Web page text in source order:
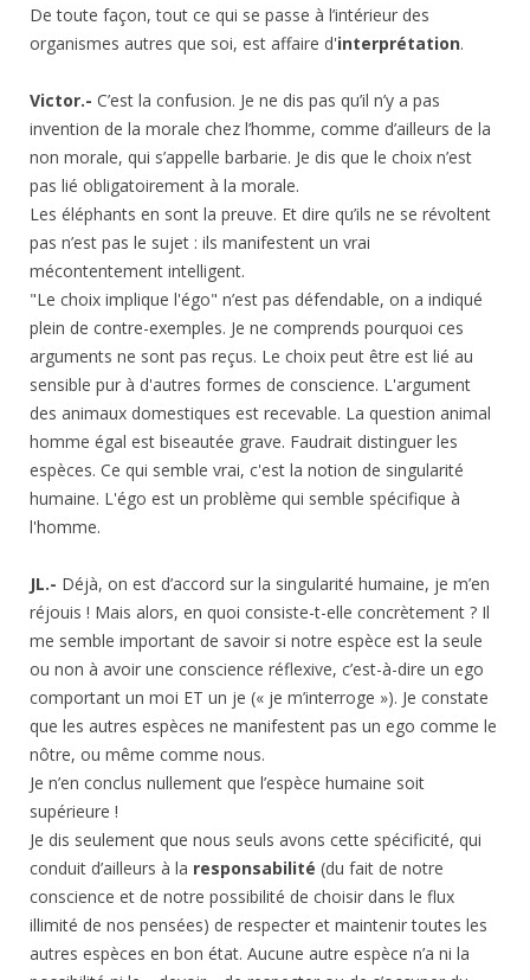
De toute façon, tout ce qui se passe à l’intérieur des
organismes autres que soi, est affaire d'interprétation.
Victor.- C’est la confusion. Je ne dis pas qu’il n’y a pas
invention de la morale chez l’homme, comme d’ailleurs de la
non morale, qui s’appelle barbarie. Je dis que le choix n’est
pas lié obligatoirement à la morale.
Les éléphants en sont la preuve. Et dire qu’ils ne se révoltent
pas n’est pas le sujet : ils manifestent un vrai
mécontentement intelligent.
"Le choix implique l'égo" n’est pas défendable, on a indiqué
plein de contre-exemples. Je ne comprends pourquoi ces
arguments ne sont pas reçus. Le choix peut être est lié au
sensible pur à d'autres formes de conscience. L'argument
des animaux domestiques est recevable. La question animal
homme égal est biseautée grave. Faudrait distinguer les
espèces. Ce qui semble vrai, c'est la notion de singularité
humaine. L'égo est un problème qui semble spécifique à
l'homme.
JL.- Déjà, on est d’accord sur la singularité humaine, je m’en
réjouis ! Mais alors, en quoi consiste-t-elle concrètement ? Il
me semble important de savoir si notre espèce est la seule
ou non à avoir une conscience réflexive, c’est-à-dire un ego
comportant un moi ET un je (« je m’interroge »). Je constate
que les autres espèces ne manifestent pas un ego comme le
nôtre, ou même comme nous.
Je n’en conclus nullement que l’espèce humaine soit
supérieure !
Je dis seulement que nous seuls avons cette spécificité, qui
conduit d’ailleurs à la responsabilité (du fait de notre
conscience et de notre possibilité de choisir dans le flux
illimité de nos pensées) de respecter et maintenir toutes les
autres espèces en bon état. Aucune autre espèce n’a ni la